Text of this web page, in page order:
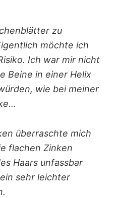
zu
möchte ich
Ich war mir nicht
Beine in einer Helix
wie bei meiner
überraschte mich
flachen Zinken
Haars unfassbar
sehr leichter